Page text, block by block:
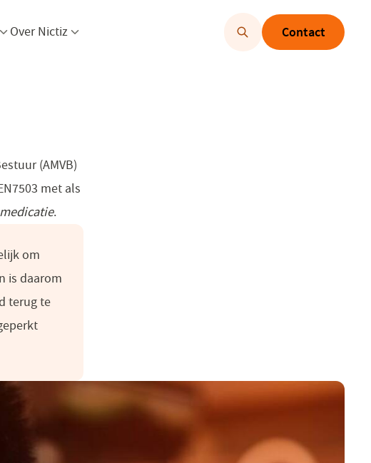
openenMenu openen
Over Nictiz Contact
(AMVB)
met als
.
om
is daarom
terug te